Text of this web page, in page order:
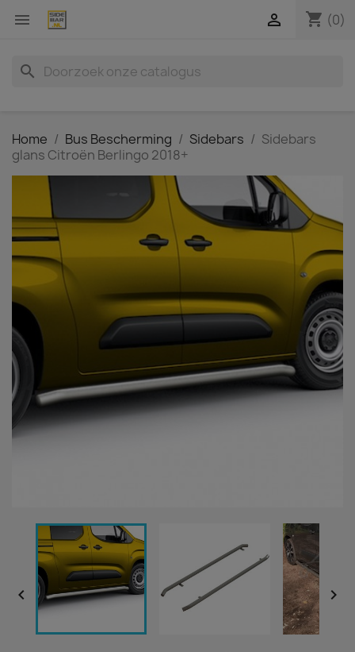
 shopping_cart (0)

search
Home Bus Bescherming Sidebars
Sidebars
glans Citroën Berlingo 2018+
 